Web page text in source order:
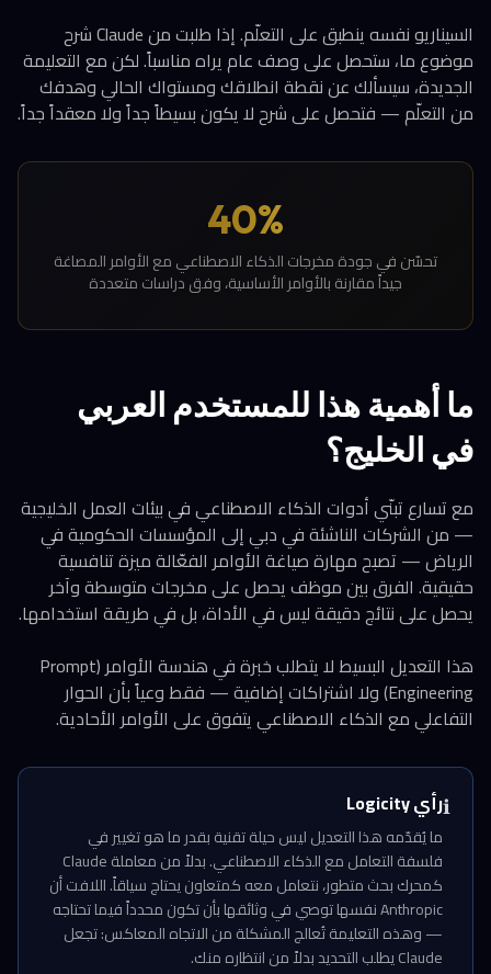
السيناريو نفسه ينطبق على التعلّم. إذا طلبت من Claude شرح
موضوع ما، ستحصل على وصف عام يراه مناسباً. لكن مع التعليمة
الجديدة، سيسألك عن نقطة انطلاقك ومستواك الحالي وهدفك
من التعلّم — فتحصل على شرح لا يكون بسيطاً جداً ولا معقداً جداً.
40%
تحسّن في جودة مخرجات الذكاء الاصطناعي مع الأوامر المصاغة
جيداً مقارنة بالأوامر الأساسية، وفق دراسات متعددة
ما أهمية هذا للمستخدم العربي
في الخليج؟
مع تسارع تبنّي أدوات الذكاء الاصطناعي في بيئات العمل الخليجية
— من الشركات الناشئة في دبي إلى المؤسسات الحكومية في
الرياض — تصبح مهارة صياغة الأوامر الفعّالة ميزة تنافسية
حقيقية. الفرق بين موظف يحصل على مخرجات متوسطة وآخر
يحصل على نتائج دقيقة ليس في الأداة، بل في طريقة استخدامها.
هذا التعديل البسيط لا يتطلب خبرة في هندسة الأوامر (Prompt
Engineering) ولا اشتراكات إضافية — فقط وعياً بأن الحوار
التفاعلي مع الذكاء الاصطناعي يتفوق على الأوامر الأحادية.
ℹ️رأي Logicity
ما يُقدّمه هذا التعديل ليس حيلة تقنية بقدر ما هو تغيير في
فلسفة التعامل مع الذكاء الاصطناعي. بدلاً من معاملة Claude
كمحرك بحث متطور، نتعامل معه كمتعاون يحتاج سياقاً. اللافت أن
Anthropic نفسها توصي في وثائقها بأن تكون محدداً فيما تحتاجه
— وهذه التعليمة تُعالج المشكلة من الاتجاه المعاكس: تجعل
Claude يطلب التحديد بدلاً من انتظاره منك.